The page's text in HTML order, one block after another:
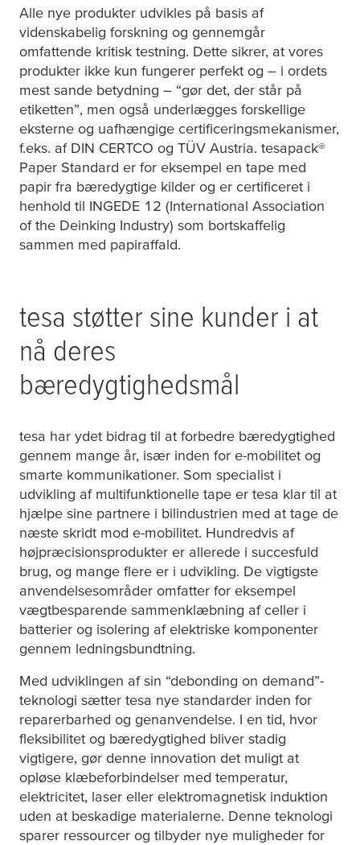
Alle nye produkter udvikles på basis af
videnskabelig forskning og gennemgår
omfattende kritisk testning. Dette sikrer, at vores
produkter ikke kun fungerer perfekt og – i ordets
mest sande betydning – “gør det, der står på
etiketten”, men også underlægges forskellige
eksterne og uafhængige certificeringsmekanismer,
f.eks. af DIN CERTCO og TÜV Austria. tesapack®
Paper Standard er for eksempel en tape med
papir fra bæredygtige kilder og er certificeret i
henhold til INGEDE 12 (International Association
of the Deinking Industry) som bortskaffelig
sammen med papiraffald.
tesa støtter sine kunder i at
nå deres
bæredygtighedsmål
tesa har ydet bidrag til at forbedre bæredygtighed
gennem mange år, især inden for e-mobilitet og
smarte kommunikationer. Som specialist i
udvikling af multifunktionelle tape er tesa klar til at
hjælpe sine partnere i bilindustrien med at tage de
næste skridt mod e-mobilitet. Hundredvis af
højpræcisionsprodukter er allerede i succesfuld
brug, og mange flere er i udvikling. De vigtigste
anvendelsesområder omfatter for eksempel
vægtbesparende sammenklæbning af celler i
batterier og isolering af elektriske komponenter
gennem ledningsbundtning.
Med udviklingen af sin “debonding on demand”-
teknologi sætter tesa nye standarder inden for
reparerbarhed og genanvendelse. I en tid, hvor
fleksibilitet og bæredygtighed bliver stadig
vigtigere, gør denne innovation det muligt at
opløse klæbeforbindelser med temperatur,
elektricitet, laser eller elektromagnetisk induktion
uden at beskadige materialerne. Denne teknologi
sparer ressourcer og tilbyder nye muligheder for